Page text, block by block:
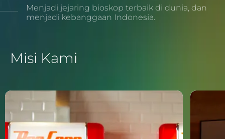
Menjadi jejaring bioskop terbaik di dunia, dan
menjadi kebanggaan Indonesia.
Misi Kami